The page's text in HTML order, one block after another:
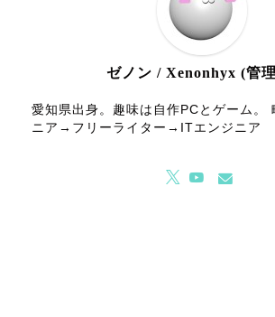
ゼノン / Xenonhyx (管
愛知県出身。趣味は自作PCとゲーム。
ニア→フリーライター→ITエンジニア